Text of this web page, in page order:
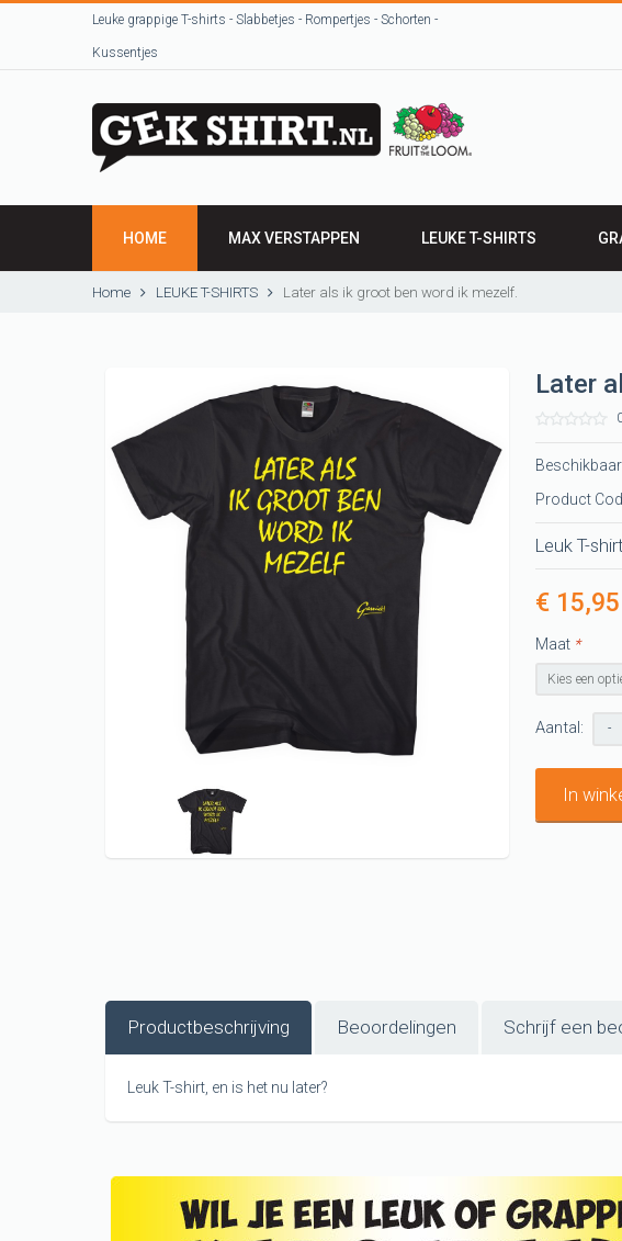
Leuke grappige T-shirts - Slabbetjes - Rompertjes - Schorten -
Kussentjes
HOME MAX VERSTAPPEN LEUKE T-SHIRTS
HEREN SHIRTS
Beroepen / werk T-shirts
T-shirts uit Groningen,
sjeurts uut grunn
CARNAVAL T-shirts
KERST shirt
KONINGSDAG shirts
ORANJE EK shirts
Home LEUKE T-SHIRTS Later als ik groot ben word ik mezelf.
Later
Product
Leuk T-
€ 15,95
*
Maat
Aantal: -
In
Productbeschrijving Beoordelingen Schrijf een
Leuk T-shirt, en is het nu later?